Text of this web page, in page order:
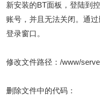
新安装的BT面板，登陆到
账号，并且无法关闭。通
登录窗口。
修改文件路径：/www/
删除文件中的代码：